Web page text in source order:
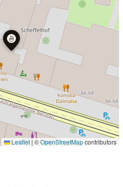
🍜
Leaflet|©OpenStreetMapcontributors